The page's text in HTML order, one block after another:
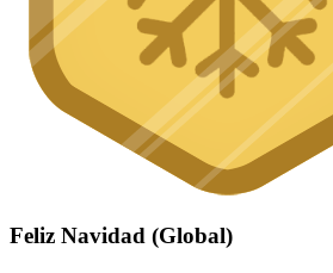
Feliz Navidad (Global)